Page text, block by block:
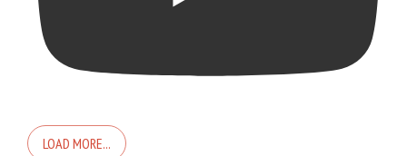
LOAD MORE...